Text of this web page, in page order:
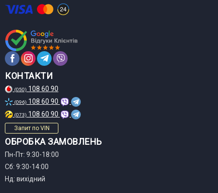
КОНТАКТИ
(050) 108 60 90
(096) 108 60 90
(073) 108 60 90
Запит по VIN
ОБРОБКА ЗАМОВЛЕНЬ
Пн-Пт: 9:30-18:00
Сб: 9:30-14:00
Нд: вихідний